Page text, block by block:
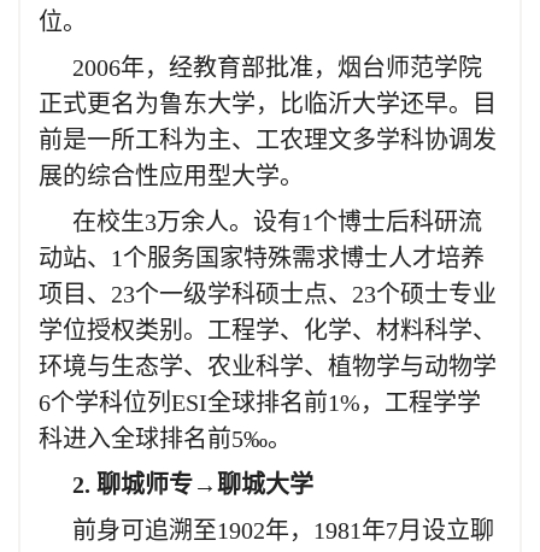
位。
2006年，经教育部批准，烟台师范学院
正式更名为鲁东大学，比临沂大学还早。目
前是一所工科为主、工农理文多学科协调发
展的综合性应用型大学。
在校生3万余人。设有1个博士后科研流
动站、1个服务国家特殊需求博士人才培养
项目、23个一级学科硕士点、23个硕士专业
学位授权类别。工程学、化学、材料科学、
环境与生态学、农业科学、植物学与动物学
6个学科位列ESI全球排名前1%，工程学学
科进入全球排名前5‰。
2. 聊城师专→聊城大学
前身可追溯至1902年，1981年7月设立聊